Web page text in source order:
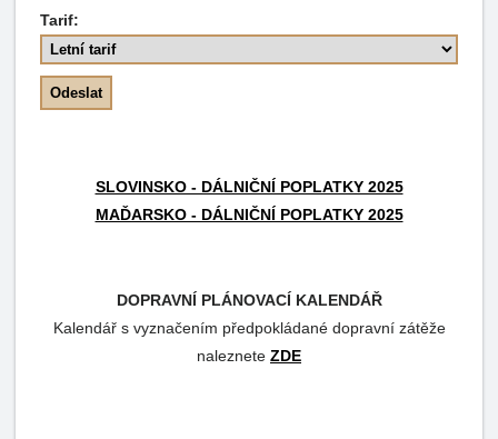
Tarif:
SLOVINSKO - DÁLNIČNÍ POPLATKY 2025
MAĎARSKO - DÁLNIČNÍ POPLATKY 2025
DOPRAVNÍ PLÁNOVACÍ KALENDÁŘ
Kalendář s vyznačením předpokládané dopravní zátěže
naleznete ZDE